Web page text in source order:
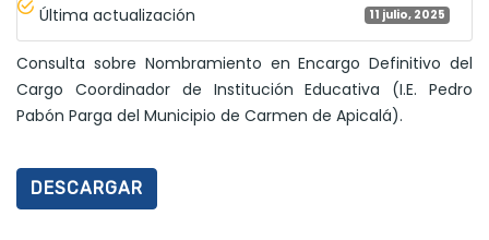
Última actualización 11 julio, 2025
Consulta sobre Nombramiento en Encargo Definitivo del
Cargo Coordinador de Institución Educativa (I.E. Pedro
Pabón Parga del Municipio de Carmen de Apicalá).
DESCARGAR